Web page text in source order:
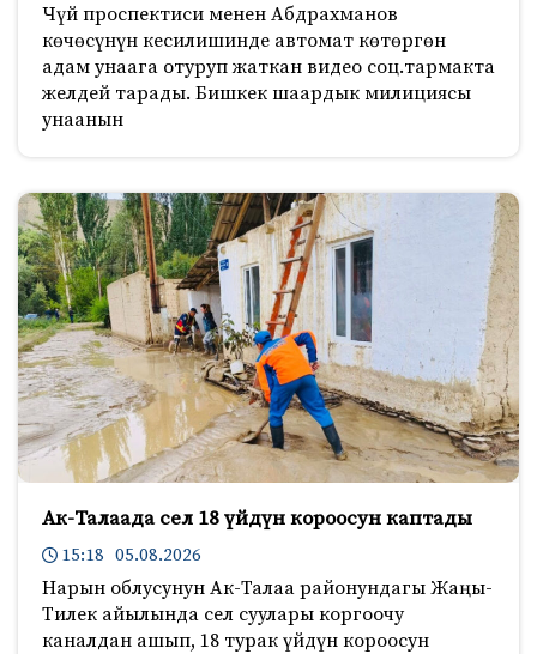
Чүй проспектиси менен Абдрахманов
көчөсүнүн кесилишинде автомат көтөргөн
адам унаага отуруп жаткан видео соц.тармакта
желдей тарады. Бишкек шаардык милициясы
унаанын
Ак-Талаада сел 18 үйдүн короосун каптады
15:18 05.08.2026
Нарын облусунун Ак-Талаа районундагы Жаңы-
Тилек айылында сел суулары коргоочу
каналдан ашып, 18 турак үйдүн короосун